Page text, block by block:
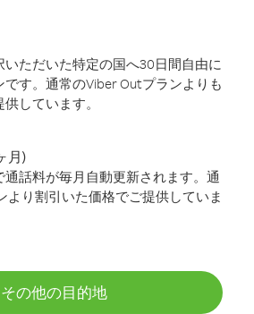
ただいた特定の国へ30日間自由に
す。通常のViber Outプランよりも
しています。
月)
話料が毎月自動更新されます。通
より割引いた価格でご提供していま
その他の目的地